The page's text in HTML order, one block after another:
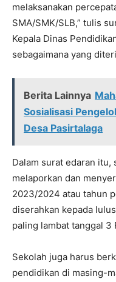
melaksanakan
SMA/SMK/SLB,” tulis
Kepala Dinas
sebagaimana yang
Berita Lainnya
Sosialisasi
Desa Pasirtalaga
Dalam surat edaran itu,
melaporkan dan
2023/2024 atau tahun
diserahkan kepada
paling lambat tanggal 3
Sekolah juga harus
pendidikan di masing-